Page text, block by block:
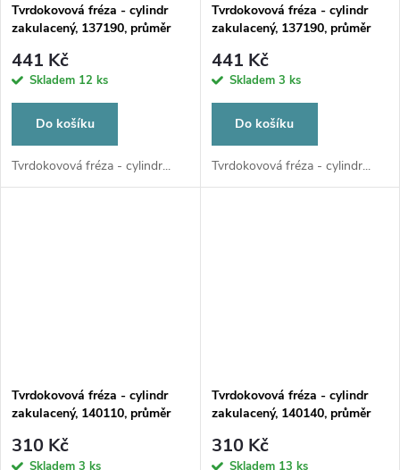
Tvrdokovová fréza - cylindr
zakulacený, 137190, průměr
441 Kč
Skladem 12 ks
Do košíku
Tvrdokovová fréza - cylindr...
Tvrdokovová fréza - cylindr
zakulacený, 137190, průměr
441 Kč
Skladem 3 ks
Do košíku
Tvrdokovová fréza - cylindr...
Tvrdokovová fréza - cylindr
zakulacený, 140110, průměr
310 Kč
Skladem 3 ks
Tvrdokovová fréza - cylindr
zakulacený, 140140, průměr
310 Kč
Skladem 13 ks